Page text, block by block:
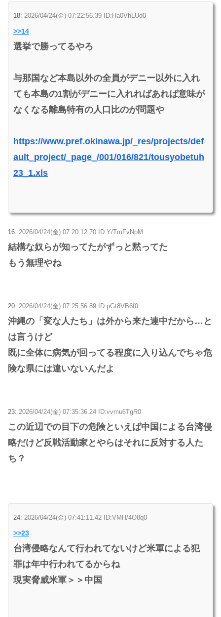
18: 2026/04/24(金) 07:22:56.39 ID:Ha0VhLUd0
>>14
選挙で勝ってるやろ
与那国など本島以外の全員がデニー以外に入れ
ても本島の1割がデニーに入れればあれば意味が
なくなる離島特有の人口比のが問題や
https://www.pref.okinawa.jp/_res/projects/def
ault_project/_page_/001/016/821/tousyobetuh
23_1.xls
16: 2026/04/24(金) 07:20:12.70 ID:Y/TmFvNpM
結構な奴らが知ってたがずっと黙ってた
もう無理やね
20: 2026/04/24(金) 07:25:56.89 ID:pGt8VB6f0
沖縄の「変な人たち」は外から来た連中だから…と
は言うけど
既に全体に病気が回ってる程度に入り込んでちゃ危
険な県には違いないんだよ
23: 2026/04/24(金) 07:35:36.24 ID:vvmu6TgR0
この近辺での目下の危険といえば中国による台湾侵
略だけど反戦活動家とやらはそれに反対する人た
ち？
24: 2026/04/24(金) 07:41:11.42 ID:VMH/4O8q0
>>23
台湾侵略なんて行われてないけど米軍による犯
罪は年中行われてるからね
現実脅威米軍＞＞中国